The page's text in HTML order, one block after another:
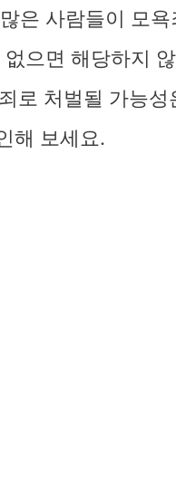
은 사람들이 모
으면 해당하지
로 처벌될 가능
해 보세요.